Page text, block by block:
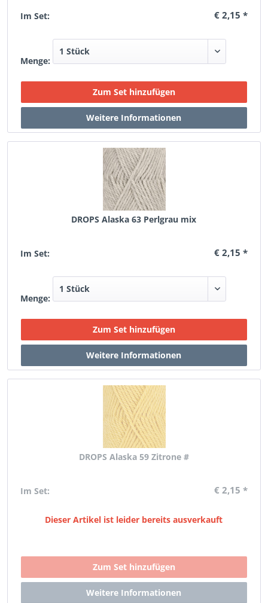
Im Set: € 2,15 *
Menge:
DROPS Alaska 63 Perlgrau mix
Im Set: € 2,15 *
Menge:
DROPS Alaska 59 Zitrone #
Im Set: € 2,15 *
Dieser Artikel ist leider bereits ausverkauft